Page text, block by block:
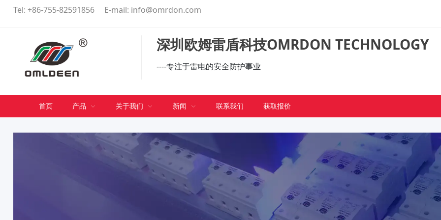
Tel: +86-755-82591856E-mail: info@omrdon.com
深圳欧姆雷盾科技OMRDON TECHNOLOGY
----专注于雷电的安全防护事业
首页 产品 关于我们 新闻 联系我们 获取报价